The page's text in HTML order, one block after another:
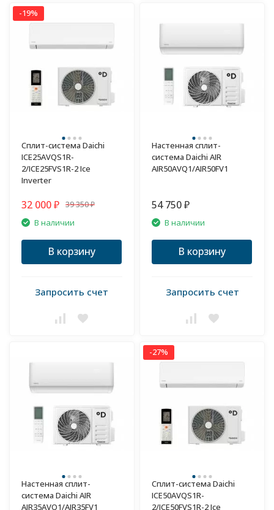
-19%
Сплит-система Daichi
ICE25AVQS1R-
2/ICE25FVS1R-2 Ice
Inverter
32 000 ₽ 39 350 ₽
В наличии
В корзину
Запросить счет
Настенная сплит-
система Daichi AIR
AIR50AVQ1/AIR50FV1
54 750 ₽
В наличии
В корзину
Запросить счет
Настенная сплит-
система Daichi AIR
AIR35AVQ1/AIR35FV1
-27%
Сплит-система Daichi
ICE50AVQS1R-
2/ICE50FVS1R-2 Ice